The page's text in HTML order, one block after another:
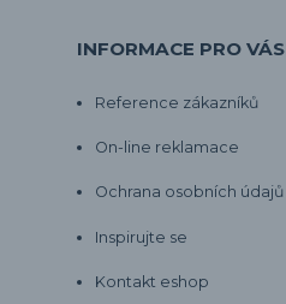
INFORMACE PRO VÁS
Reference zákazníků
On-line reklamace
Ochrana osobních údajů
Inspirujte se
Kontakt eshop